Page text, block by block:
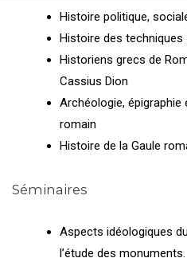
Histoire politique,
Histoire des techniques
Historiens grecs de
Cassius Dion
Archéologie,
romain
Histoire de la Gaule
Séminaires
Aspects idéologiques
l’étude des monuments.